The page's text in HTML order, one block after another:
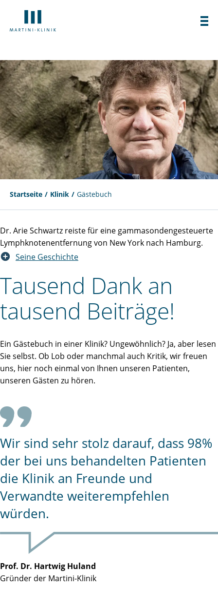
Startseite Klinik Gästebuch
Dr. Arie Schwartz reiste für eine gammasondengesteuerte
Lymphknotenentfernung von New York nach Hamburg.
Seine Geschichte
Tausend Dank an
tausend Beiträge!
Ein Gästebuch in einer Klinik? Ungewöhnlich? Ja, aber lesen
Sie selbst. Ob Lob oder manchmal auch Kritik, wir freuen
uns, hier noch einmal von Ihnen unseren Patienten,
unseren Gästen zu hören.
Wir sind sehr stolz darauf, dass 98%
der bei uns behandelten Patienten
die Klinik an Freunde und
Verwandte weiterempfehlen
würden.
Prof. Dr. Hartwig Huland
Gründer der Martini-Klinik